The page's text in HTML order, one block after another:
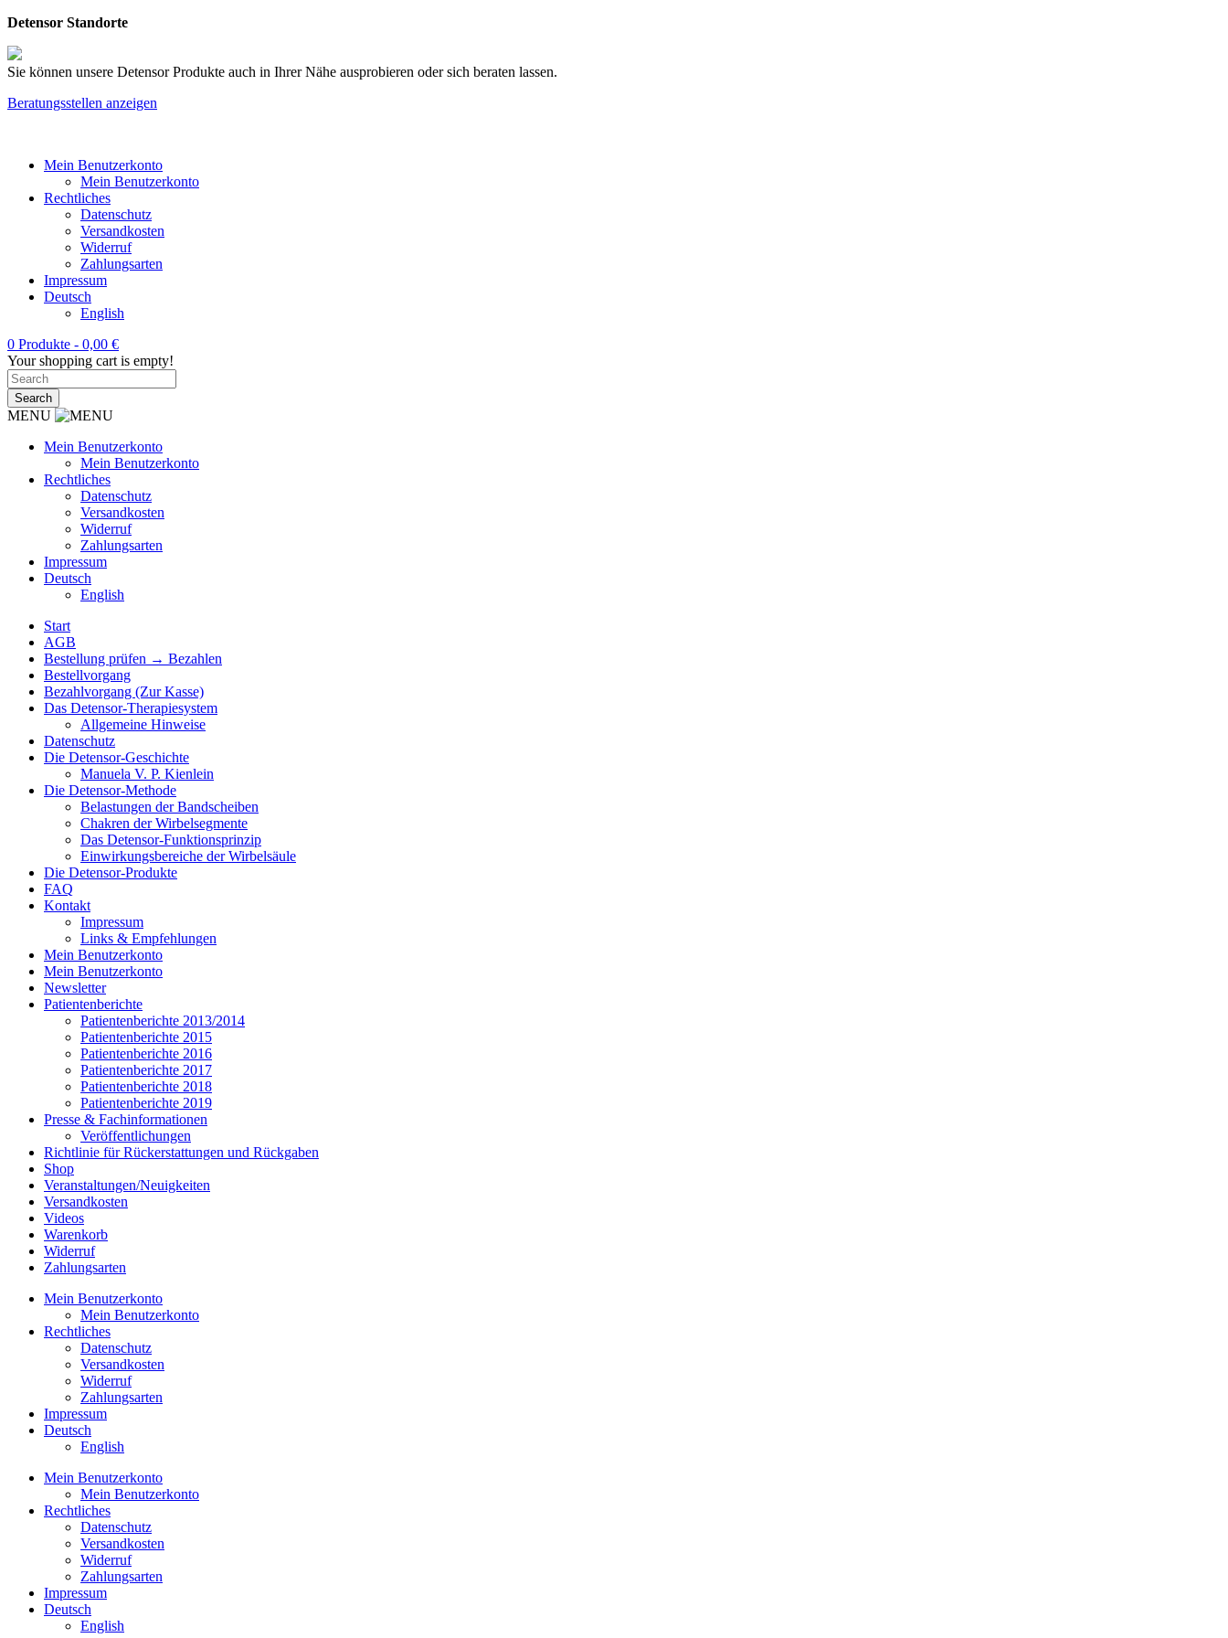
Detensor Standorte
Sie können unsere Detensor Produkte auch in Ihrer Nähe ausprobieren oder sich beraten lassen.
Beratungsstellen anzeigen
Mein Benutzerkonto
Mein Benutzerkonto
Rechtliches
Datenschutz
Versandkosten
Widerruf
Zahlungsarten
Impressum
Deutsch
English
0 Produkte - 0,00 €
Your shopping cart is empty!
MENU
Mein Benutzerkonto
Mein Benutzerkonto
Rechtliches
Datenschutz
Versandkosten
Widerruf
Zahlungsarten
Impressum
Deutsch
English
Start
AGB
Bestellung prüfen → Bezahlen
Bestellvorgang
Bezahlvorgang (Zur Kasse)
Das Detensor-Therapiesystem
Allgemeine Hinweise
Datenschutz
Die Detensor-Geschichte
Manuela V. P. Kienlein
Die Detensor-Methode
Belastungen der Bandscheiben
Chakren der Wirbelsegmente
Das Detensor-Funktionsprinzip
Einwirkungsbereiche der Wirbelsäule
Die Detensor-Produkte
FAQ
Kontakt
Impressum
Links & Empfehlungen
Mein Benutzerkonto
Mein Benutzerkonto
Newsletter
Patientenberichte
Patientenberichte 2013/2014
Patientenberichte 2015
Patientenberichte 2016
Patientenberichte 2017
Patientenberichte 2018
Patientenberichte 2019
Presse & Fachinformationen
Veröffentlichungen
Richtlinie für Rückerstattungen und Rückgaben
Shop
Veranstaltungen/Neuigkeiten
Versandkosten
Videos
Warenkorb
Widerruf
Zahlungsarten
Mein Benutzerkonto
Mein Benutzerkonto
Rechtliches
Datenschutz
Versandkosten
Widerruf
Zahlungsarten
Impressum
Deutsch
English
Mein Benutzerkonto
Mein Benutzerkonto
Rechtliches
Datenschutz
Versandkosten
Widerruf
Zahlungsarten
Impressum
Deutsch
English